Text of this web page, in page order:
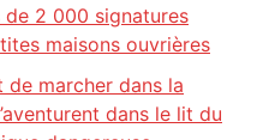
de 2 000 signatures
maisons ouvrières
marcher dans la
dans le lit du